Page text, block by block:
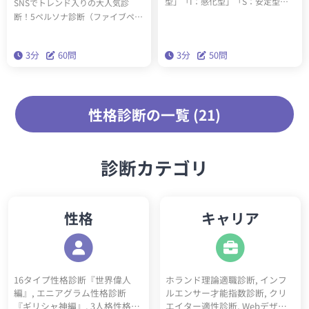
SNSでトレンド入りの大人気診
断！5ペルソナ診断（ファイブペル
かります。精密性格分類理論「ビ
3分 60問 3分 50問
性格診断の一覧 (21)
診断カテゴリ
性格
16タイプ性格診断『世界偉人
編』, エニアグラム性格診断
『ギリシャ神編』, 3人格性格診
キャリア
ホランド理論適職診断, インフ
ルエンサー才能指数診断, クリ
エイター適性診断, Webデザイ